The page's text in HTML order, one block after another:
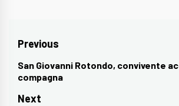
Navigazione
articoli
Previous
Previous
post:
San Giovanni Rotondo, convivente
compagna
Next